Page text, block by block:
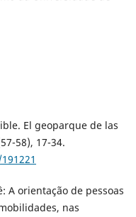
El geoparque de las
58), 17-34.
A orientação de pessoas
nas